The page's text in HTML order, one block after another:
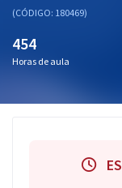
(CÓDIGO: 180469)
454
Horas de aula